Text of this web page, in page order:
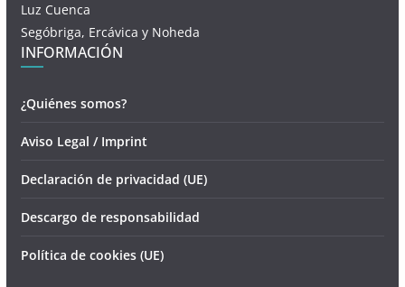
Luz Cuenca
Segóbriga, Ercávica y Noheda
INFORMACIÓN
¿Quiénes somos?
Aviso Legal / Imprint
Declaración de privacidad (UE)
Descargo de responsabilidad
Política de cookies (UE)